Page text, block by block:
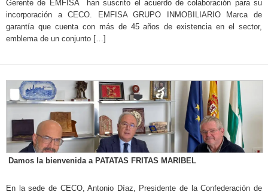
Gerente de EMFISA han suscrito el acuerdo de colaboración para su
incorporación a CECO. EMFISA GRUPO INMOBILIARIO Marca de
garantía que cuenta con más de 45 años de existencia en el sector,
emblema de un conjunto […]
Damos la bienvenida a PATATAS FRITAS MARIBEL
En la sede de CECO, Antonio Díaz, Presidente de la Confederación de